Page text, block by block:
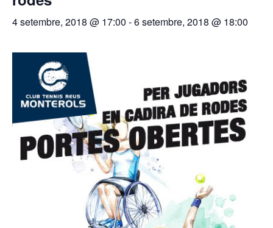
4 setembre, 2018 @ 17:00 -6 setembre, 2018 @ 18:00